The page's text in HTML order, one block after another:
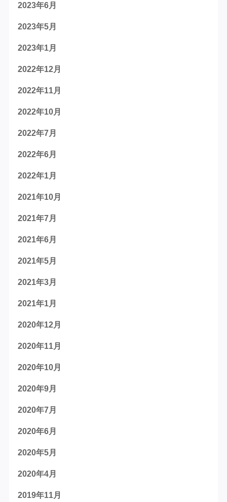
2023年6月
2023年5月
2023年1月
2022年12月
2022年11月
2022年10月
2022年7月
2022年6月
2022年1月
2021年10月
2021年7月
2021年6月
2021年5月
2021年3月
2021年1月
2020年12月
2020年11月
2020年10月
2020年9月
2020年7月
2020年6月
2020年5月
2020年4月
2019年11月